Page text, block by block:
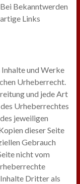
Bekanntwerden
Links
und Werke
Urheberrecht.
und jede Art
Urheberrechtes
jeweiligen
dieser Seite
Gebrauch
nicht vom
Dritter als